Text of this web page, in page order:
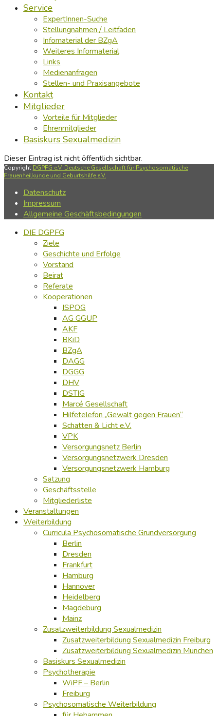
Service
ExpertInnen-Suche
Stellungnahmen / Leitfäden
Infomaterial der BZgA
Weiteres Informaterial
Links
Medienanfragen
Stellen- und Praxisangebote
Kontakt
Mitglieder
Vorteile für Mitglieder
Ehrenmitglieder
Basiskurs Sexualmedizin
Dieser Eintrag ist nicht öffentlich sichtbar.
Copyright DGPFG e.V. Deutsche Gesellschaft für Psychosomatische
Frauenheilkunde und Geburtshilfe e.V.
Datenschutz
Impressum
Allgemeine Geschäftsbedingungen
DIE DGPFG
Ziele
Geschichte und Erfolge
Vorstand
Beirat
Referate
Kooperationen
ISPOG
AG GGUP
AKF
BKiD
BZgA
DAGG
DGGG
DHV
DSTIG
Marcé Gesellschaft
Hilfetelefon „Gewalt gegen Frauen“
Schatten & Licht e.V.
VPK
Versorgungsnetz Berlin
Versorgungsnetzwerk Dresden
Versorgungsnetzwerk Hamburg
Satzung
Geschäftsstelle
Mitgliederliste
Veranstaltungen
Weiterbildung
Curricula Psychosomatische Grundversorgung
Berlin
Dresden
Frankfurt
Hamburg
Hannover
Heidelberg
Magdeburg
Mainz
Zusatzweiterbildung Sexualmedizin
Zusatzweiterbildung Sexualmedizin Freiburg
Zusatzweiterbildung Sexualmedizin München
Basiskurs Sexualmedizin
Psychotherapie
WiPF – Berlin
Freiburg
Psychosomatische Weiterbildung